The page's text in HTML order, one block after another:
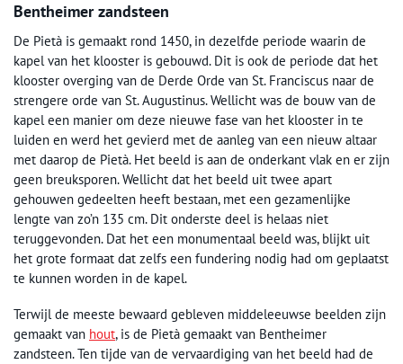
Bentheimer zandsteen
De Pietà is gemaakt rond 1450, in dezelfde periode waarin de
kapel van het klooster is gebouwd. Dit is ook de periode dat het
klooster overging van de Derde Orde van St. Franciscus naar de
strengere orde van St. Augustinus. Wellicht was de bouw van de
kapel een manier om deze nieuwe fase van het klooster in te
luiden en werd het gevierd met de aanleg van een nieuw altaar
met daarop de Pietà. Het beeld is aan de onderkant vlak en er zijn
geen breuksporen. Wellicht dat het beeld uit twee apart
gehouwen gedeelten heeft bestaan, met een gezamenlijke
lengte van zo’n 135 cm. Dit onderste deel is helaas niet
teruggevonden. Dat het een monumentaal beeld was, blijkt uit
het grote formaat dat zelfs een fundering nodig had om geplaatst
te kunnen worden in de kapel.
Terwijl de meeste bewaard gebleven middeleeuwse beelden zijn
gemaakt van hout, is de Pietà gemaakt van Bentheimer
zandsteen. Ten tijde van de vervaardiging van het beeld had de